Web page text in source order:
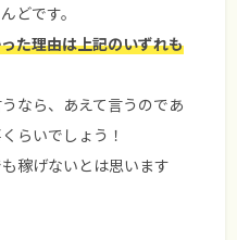
どです。
た理由は上記のいずれも
なら、あえて言うのであ
らいでしょう！
稼げないとは思います